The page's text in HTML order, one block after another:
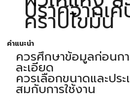
ปราศจากเ
คราบไขมัน
คำแนะนำ
ควรศึกษาข้อมูลก่อนกา
ละเอียด
ควรเลือกขนาดและประ
สมกับการใช้งาน